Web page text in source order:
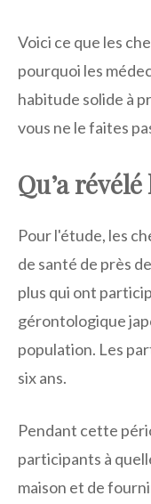
Voici ce que les
pourquoi les
habitude solide à
vous ne le faites
Qu’a révélé
Pour l'étude, les
de santé de près
plus qui ont
gérontologique
population. Les
six ans.
Pendant cette
participants à
maison et de